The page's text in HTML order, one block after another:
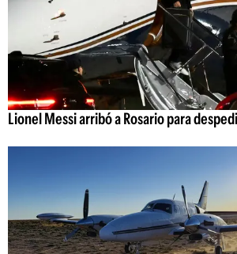
Lionel Messi arribó a Rosario para